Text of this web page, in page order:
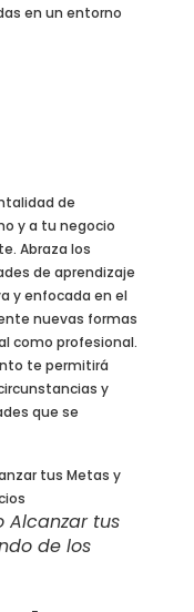
en un entorno
de
y a tu negocio
Abraza los
de aprendizaje
y enfocada en el
nuevas formas
como profesional.
te permitirá
y
que se
Alcanzar tus
de los